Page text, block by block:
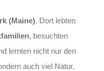
(Maine). Dort lebten
, besuchten
lernten nicht nur den
auch viel Natur,